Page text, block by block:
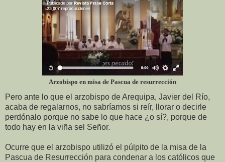
Arzobispo en misa de Pascua de resurrección
Pero ante lo que el arzobispo de Arequipa, Javier del Río,
acaba de regalarnos, no sabríamos si reír, llorar o decirle
perdónalo porque no sabe lo que hace ¿o sí?, porque de
todo hay en la viña sel Señor.
Ocurre que el arzobispo utilizó el púlpito de la misa de la
Pascua de Resurrección para condenar a los católicos que